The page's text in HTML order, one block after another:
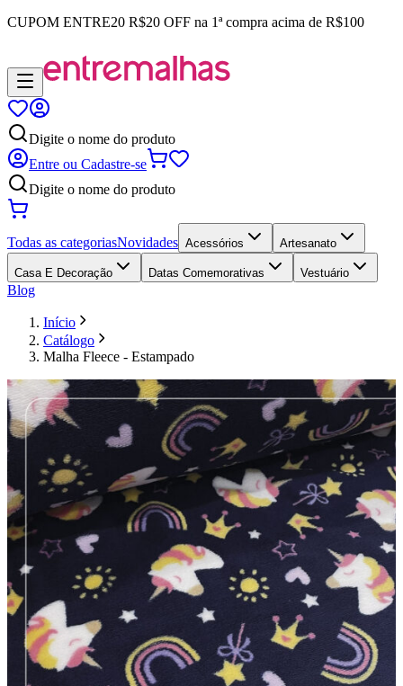
CUPOM ENTRE20 R$20 OFF na 1ª compra acima de R$100
Digite o nome do produto
Entre ou Cadastre-se
Digite o nome do produto
Todas as categoriasNovidades Acessórios Artesanato
Casa E Decoração Datas Comemorativas Vestuário
Blog
Início
Catálogo
Malha Fleece - Estampado